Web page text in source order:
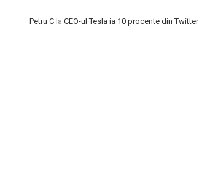
Petru C la CEO-ul Tesla ia 10 procente din Twitter